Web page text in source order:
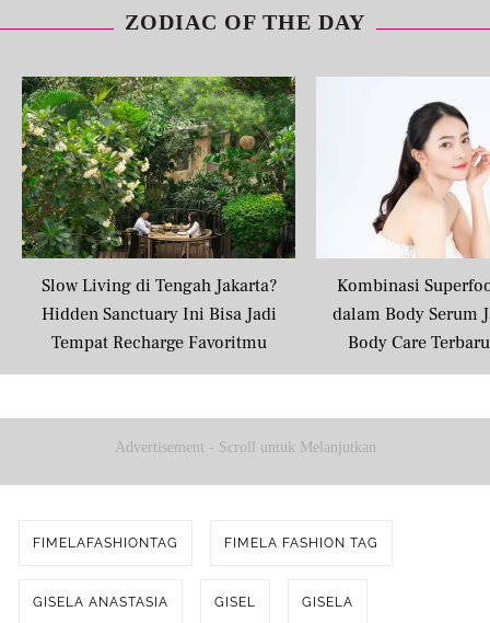
ZODIAC OF THE DAY
Slow Living di Tengah Jakarta?
Hidden Sanctuary Ini Bisa Jadi
Tempat Recharge Favoritmu
Kombinasi
dalam Body Serum
Body Care
Masyarakat
Advertisement - Scroll untuk Melanjutkan
FIMELAFASHIONTAG FIMELA FASHION TAG
GISELA ANASTASIA GISEL GISELA